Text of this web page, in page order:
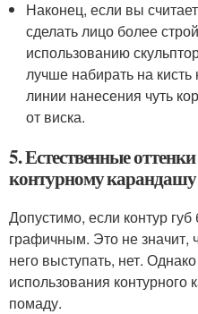
Наконец, если вы
сделать лицо более
использованию
лучше набирать на кисть
линии нанесения чуть
от виска.
5. Естественные
контурному карандашу
Допустимо, если контур
графичным. Это не значит,
него выступать, нет.
использования контурного
помаду.